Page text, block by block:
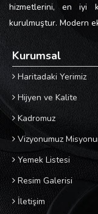
hizmetlerini, en iyi
kurulmuştur. Modern
Kurumsal
Haritadaki Yerimiz
Hijyen ve Kalite
Kadromuz
Vizyonumuz
Yemek Listesi
Resim Galerisi
İletişim